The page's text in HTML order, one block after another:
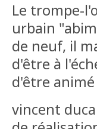
Le trompe-
urbain
de neuf, il
d'être à
d'être animé
vincent